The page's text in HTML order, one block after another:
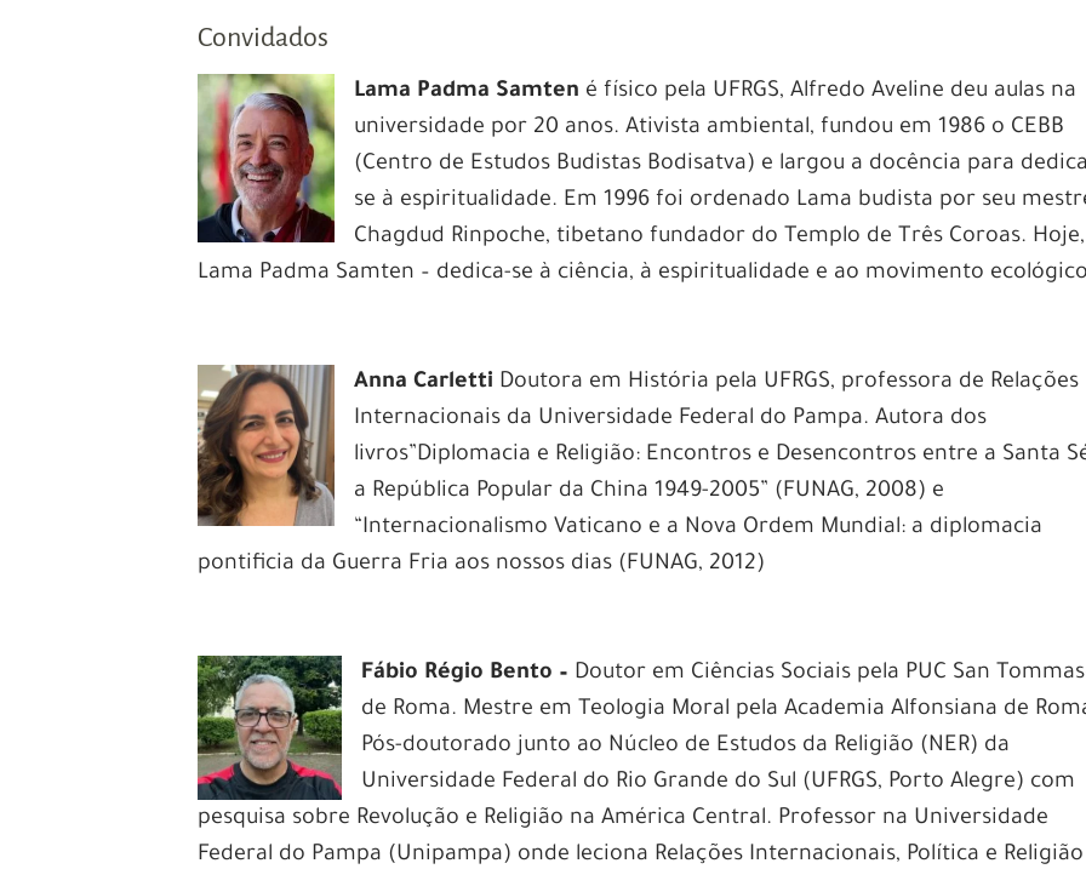
Convidados
Lama Padma Samten é físico pela UFRGS, Alfredo Aveline deu aulas na
universidade por 20 anos. Ativista ambiental, fundou em 1986 o CEBB
(Centro de Estudos Budistas Bodisatva) e largou a docência para
se à espiritualidade. Em 1996 foi ordenado Lama budista por seu
Chagdud Rinpoche, tibetano fundador do Templo de Três Coroas. Hoje,
Lama Padma Samten – dedica-se à ciência, à espiritualidade e ao movimento
Anna Carletti Doutora em História pela UFRGS, professora de Relações
Internacionais da Universidade Federal do Pampa. Autora dos
livros”Diplomacia e Religião: Encontros e Desencontros entre a Santa
a República Popular da China 1949-2005” (FUNAG, 2008) e
“Internacionalismo Vaticano e a Nova Ordem Mundial: a diplomacia
pontificia da Guerra Fria aos nossos dias (FUNAG, 2012)
Fábio Régio Bento – Doutor em Ciências Sociais pela PUC San
de Roma. Mestre em Teologia Moral pela Academia Alfonsiana de
Pós-doutorado junto ao Núcleo de Estudos da Religião (NER) da
Universidade Federal do Rio Grande do Sul (UFRGS, Porto Alegre) com
pesquisa sobre Revolução e Religião na América Central. Professor na Universidade
Federal do Pampa (Unipampa) onde leciona Relações Internacionais, Política e